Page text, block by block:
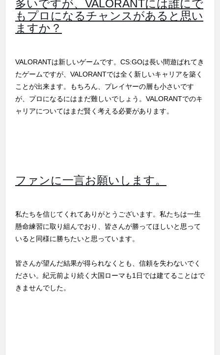
多いですが、VALORANTには誰にで
もプロになるチャンスがあると思い
ますか？
VALORANTは新しいゲームです。CS:GOは長い間遊ばれてき
たゲームですが、VALORANTでは全く新しいキャリアを築く
ことが出来ます。もちろん、プレイヤーの層も小さいです
が、プロになるにはまだ難しいでしょう。VALORANTでのキ
ャリアについてはまだ賢く考える必要があります。
ファンに一言お願いします。
私たちを信じてくれてありがとうございます。私たちは一生
懸命練習に取り組んでおり、皆さんが勝ってほしいと思って
いると同様に勝ちたいと思っています。
皆さんが望んだ結果が得られなくとも、信頼を失わないでく
ださい。紀元前より続く大国ローマも1日では建てることはで
きませんでした。